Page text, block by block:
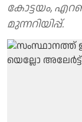
കോട്ടയം,
മുന്നറിയിപ്പ്.